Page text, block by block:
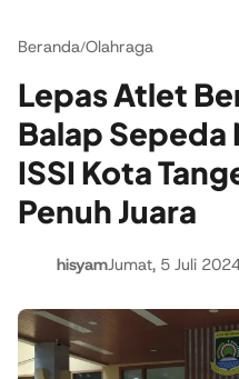
Beranda/Olahraga
Lepas Atlet
Balap Sepeda
ISSI Kota
Penuh Juara
hisyamJumat, 5 Juli